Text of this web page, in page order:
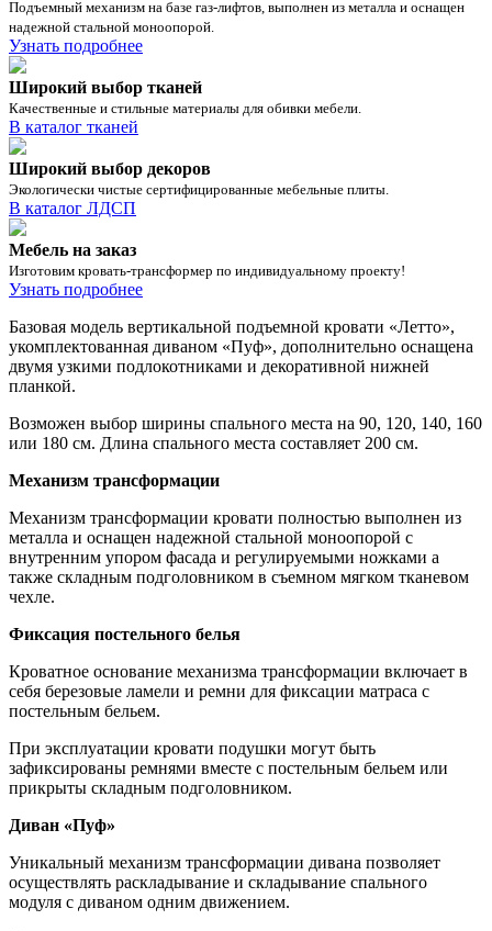
Подъемный механизм на базе газ-лифтов, выполнен из металла и оснащен
надежной стальной моноопорой.
Узнать подробнее
Широкий выбор тканей
Качественные и стильные материалы для обивки мебели.
В каталог тканей
Широкий выбор декоров
Экологически чистые сертифицированные мебельные плиты.
В каталог ЛДСП
Мебель на заказ
Изготовим кровать-трансформер по индивидуальному проекту!
Узнать подробнее
Базовая модель вертикальной подъемной кровати «Летто»,
укомплектованная диваном «Пуф», дополнительно оснащена
двумя узкими подлокотниками и декоративной нижней
планкой.
Возможен выбор ширины спального места на 90, 120, 140, 160
или 180 см. Длина спального места составляет 200 см.
Механизм трансформации
Механизм трансформации кровати полностью выполнен из
металла и оснащен надежной стальной моноопорой с
внутренним упором фасада и регулируемыми ножками а
также складным подголовником в съемном мягком тканевом
чехле.
Фиксация постельного белья
Кроватное основание механизма трансформации включает в
себя березовые ламели и ремни для фиксации матраса с
постельным бельем.
При эксплуатации кровати подушки могут быть
зафиксированы ремнями вместе с постельным бельем или
прикрыты складным подголовником.
Диван «Пуф»
Уникальный механизм трансформации дивана позволяет
осуществлять раскладывание и складывание спального
модуля с диваном одним движением.